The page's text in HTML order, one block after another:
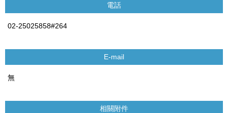
電話
02-25025858#264
E-mail
無
相關附件